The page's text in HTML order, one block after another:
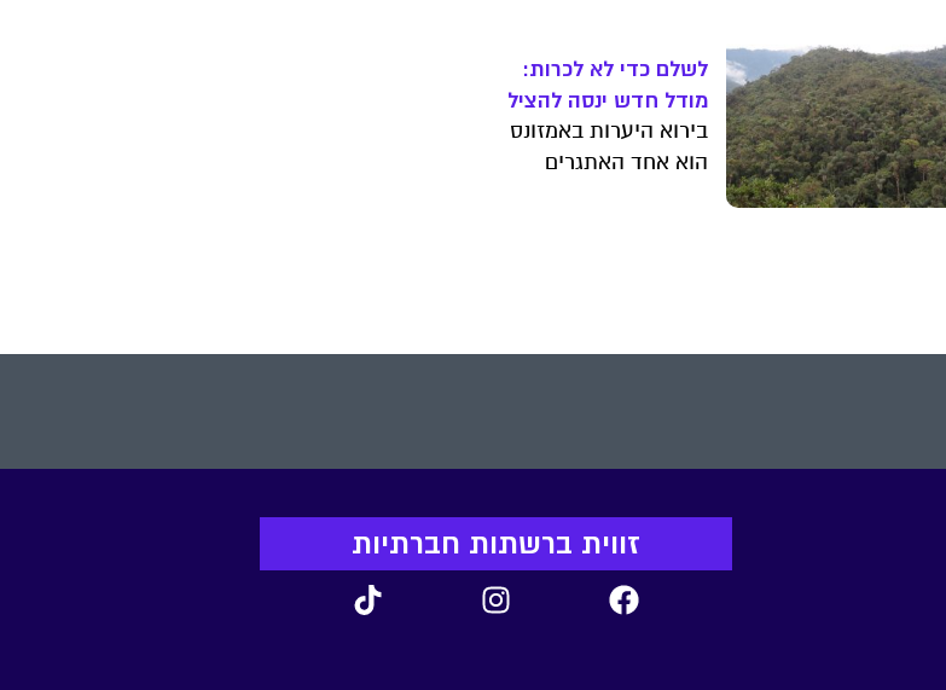
לשלם כדי לא לכרות:
מודל חדש ינסה להציל
את יערות הגשם
בירוא היערות באמזונס
הוא אחד האתגרים
משמעות גלובלית
זווית ברשתות חברתיות